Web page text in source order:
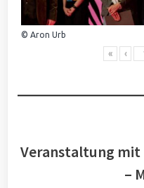
© Aron Urb
« ‹
Veranstaltung mit
–